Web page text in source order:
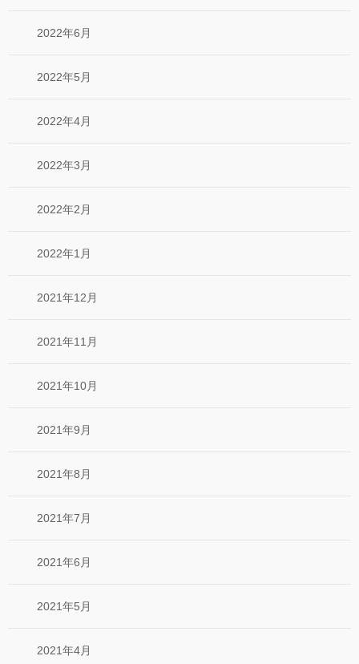
2022年6月
2022年5月
2022年4月
2022年3月
2022年2月
2022年1月
2021年12月
2021年11月
2021年10月
2021年9月
2021年8月
2021年7月
2021年6月
2021年5月
2021年4月